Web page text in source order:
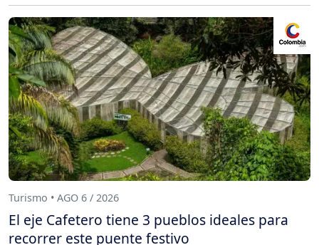
Turismo • AGO 6 / 2026
El eje Cafetero tiene 3 pueblos ideales para
recorrer este puente festivo